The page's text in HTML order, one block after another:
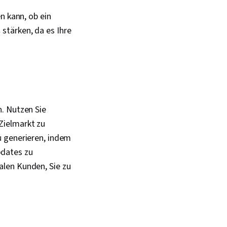
kann, ob ein
da es Ihre
Nutzen Sie
zu
indem
zu
Kunden, Sie zu